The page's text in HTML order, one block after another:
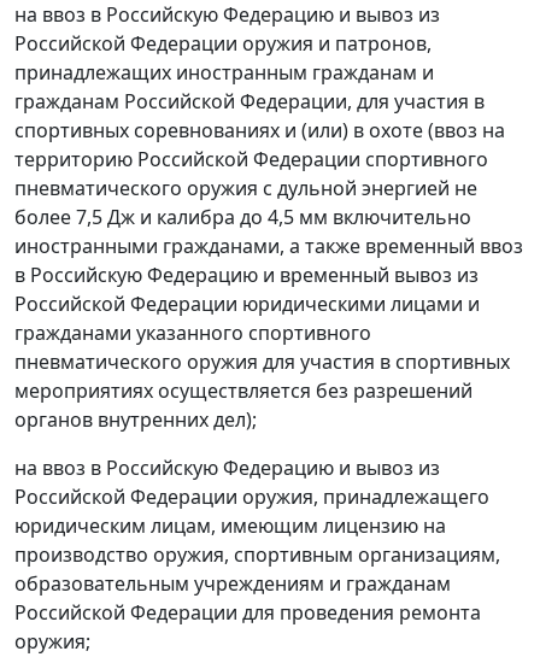
на ввоз в Российскую Федерацию и вывоз из
Российской Федерации оружия и патронов,
принадлежащих иностранным гражданам и
гражданам Российской Федерации, для участия в
спортивных соревнованиях и (или) в охоте (ввоз на
территорию Российской Федерации спортивного
пневматического оружия с дульной энергией не
более 7,5 Дж и калибра до 4,5 мм включительно
иностранными гражданами, а также временный ввоз
в Российскую Федерацию и временный вывоз из
Российской Федерации юридическими лицами и
гражданами указанного спортивного
пневматического оружия для участия в спортивных
мероприятиях осуществляется без разрешений
органов внутренних дел);
на ввоз в Российскую Федерацию и вывоз из
Российской Федерации оружия, принадлежащего
юридическим лицам, имеющим лицензию на
производство оружия, спортивным организациям,
образовательным учреждениям и гражданам
Российской Федерации для проведения ремонта
оружия;